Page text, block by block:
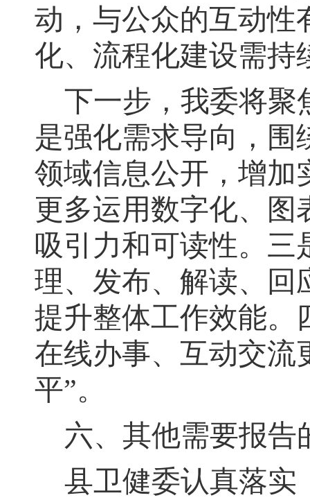
动，与公众的互动性
化、流程化建设需持
下一步 ， 我委将聚
是强化需求导向 ， 围
领域信息公开 ， 增加
更多运用数字化、图
吸引力和可读性。 三
理、发布、解读、回
提升整体工作效能。
在线办事、互动交流
平”。
六、其他需要报告
县卫健委认真落实